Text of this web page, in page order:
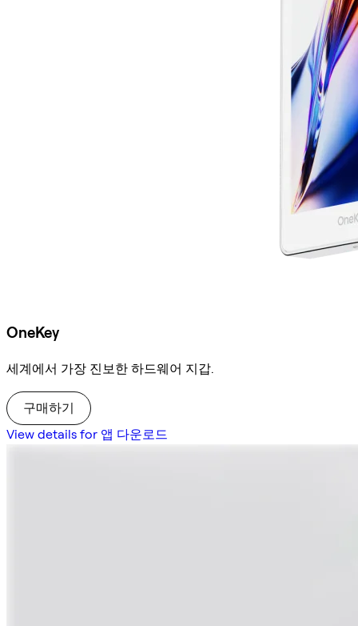
OneKey
세계에서 가장 진보한 하드웨어 지갑.
구매하기
View details for 앱 다운로드